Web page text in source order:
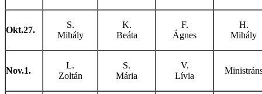
Okt.27.
S.
Mihály
K.
Beáta
F.
Ágnes
H.
Mihály
Nov.1.
L.
Zoltán
S.
Mária
V.
Lívia